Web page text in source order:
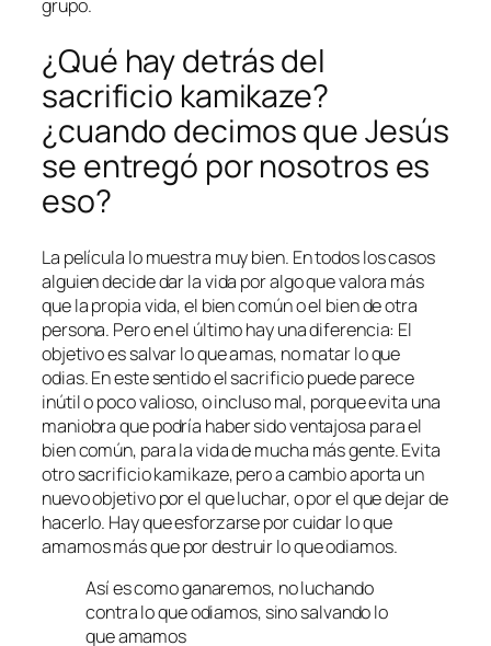
grupo.
¿Qué hay detrás del
sacrificio kamikaze?
¿cuando decimos que Jesús
se entregó por nosotros es
eso?
La película lo muestra muy bien. En todos los casos
alguien decide dar la vida por algo que valora más
que la propia vida, el bien común o el bien de otra
persona. Pero en el último hay una diferencia: El
objetivo es salvar lo que amas, no matar lo que
odias. En este sentido el sacrificio puede parece
inútil o poco valioso, o incluso mal, porque evita una
maniobra que podría haber sido ventajosa para el
bien común, para la vida de mucha más gente. Evita
otro sacrificio kamikaze, pero a cambio aporta un
nuevo objetivo por el que luchar, o por el que dejar de
hacerlo. Hay que esforzarse por cuidar lo que
amamos más que por destruir lo que odiamos.
Así es como ganaremos, no luchando
contra lo que odiamos, sino salvando lo
que amamos